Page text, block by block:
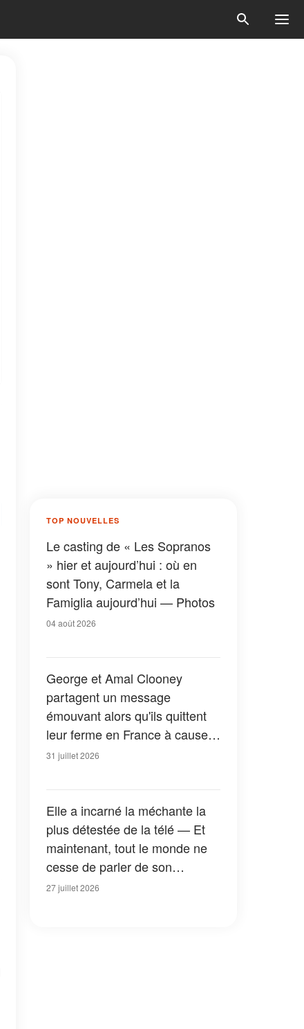
TOP NOUVELLES
Le casting de « Les Sopranos
» hier et aujourd’hui : où en
sont Tony, Carmela et la
Famiglia aujourd’hui — Photos
04 août 2026
George et Amal Clooney
partagent un message
émouvant alors qu'ils quittent
leur ferme en France à cause
des feux de forêt — Tous les
31 juillet 2026
Elle a incarné la méchante la
plus détestée de la télé — Et
maintenant, tout le monde ne
cesse de parler de son
apparition dans la nouvelle
27 juillet 2026